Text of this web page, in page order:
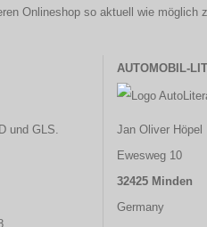
Onlineshop so aktuell wie möglich
und GLS.
AUTOMOBIL-
Jan Oliver Höpel
Ewesweg 10
32425 Minden
Germany